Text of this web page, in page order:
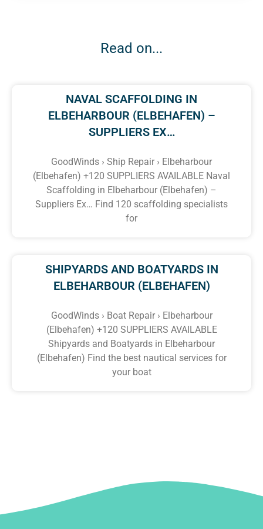
Read on...
NAVAL SCAFFOLDING IN
ELBEHARBOUR (ELBEHAFEN) –
SUPPLIERS EX…
GoodWinds › Ship Repair › Elbeharbour
(Elbehafen) +120 SUPPLIERS AVAILABLE Naval
Scaffolding in Elbeharbour (Elbehafen) –
Suppliers Ex… Find 120 scaffolding specialists
for
SHIPYARDS AND BOATYARDS IN
ELBEHARBOUR (ELBEHAFEN)
GoodWinds › Boat Repair › Elbeharbour
(Elbehafen) +120 SUPPLIERS AVAILABLE
Shipyards and Boatyards in Elbeharbour
(Elbehafen) Find the best nautical services for
your boat